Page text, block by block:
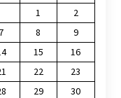
1
2
7 8
9
15
16
22
23
29
30